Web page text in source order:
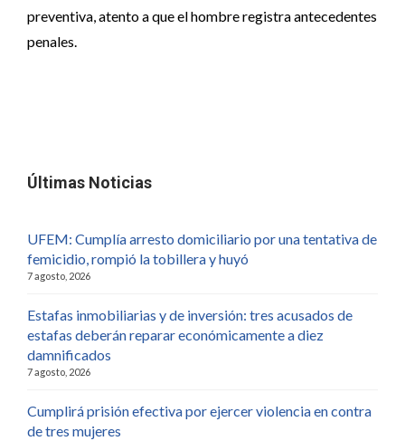
preventiva, atento a que el hombre registra antecedentes
penales.
Últimas Noticias
UFEM: Cumplía arresto domiciliario por una tentativa de
femicidio, rompió la tobillera y huyó
7 agosto, 2026
Estafas inmobiliarias y de inversión: tres acusados de
estafas deberán reparar económicamente a diez
damnificados
7 agosto, 2026
Cumplirá prisión efectiva por ejercer violencia en contra
de tres mujeres